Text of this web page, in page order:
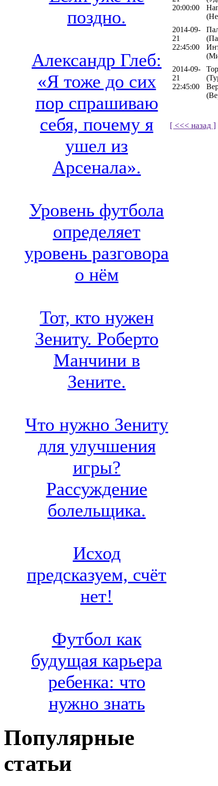
поздно.
Александр Глеб:
«Я тоже до сих
пор спрашиваю
себя, почему я
ушел из
Арсенала».
Уровень футбола
определяет
уровень разговора
о нём
Тот, кто нужен
Зениту. Роберто
Манчини в
Зените.
Что нужно Зениту
для улучшения
игры?
Рассуждение
болельщика.
Исход
предсказуем, счёт
нет!
Футбол как
будущая карьера
ребенка: что
нужно знать
Популярные
статьи
20:00:00
2014-09-
21
22:45:00
2014-09-
21
22:45:00
[ <<< назад ]